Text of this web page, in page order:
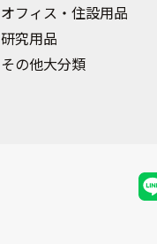
オフィス・住設用品
研究用品
その他大分類